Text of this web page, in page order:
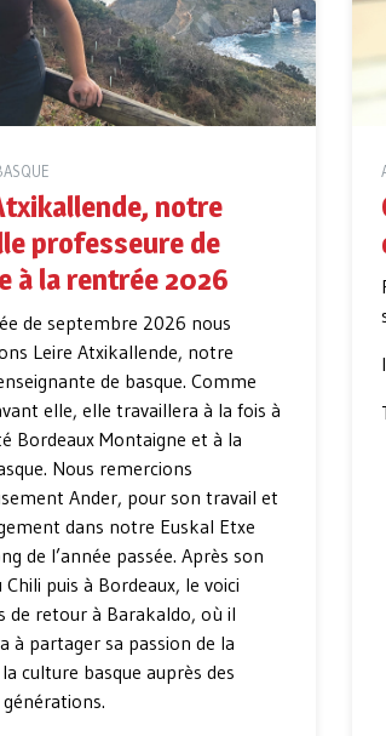
notre
professeure de
à la rentrée 2026
de septembre 2026 nous
Leire Atxikallende, notre
de basque. Comme
elle, elle travaillera à la fois à
Bordeaux Montaigne et à la
Nous remercions
Ander, pour son travail et
dans notre Euskal Etxe
de l’année passée. Après son
Chili puis à Bordeaux, le voici
de retour à Barakaldo, où il
à partager sa passion de la
culture basque auprès des